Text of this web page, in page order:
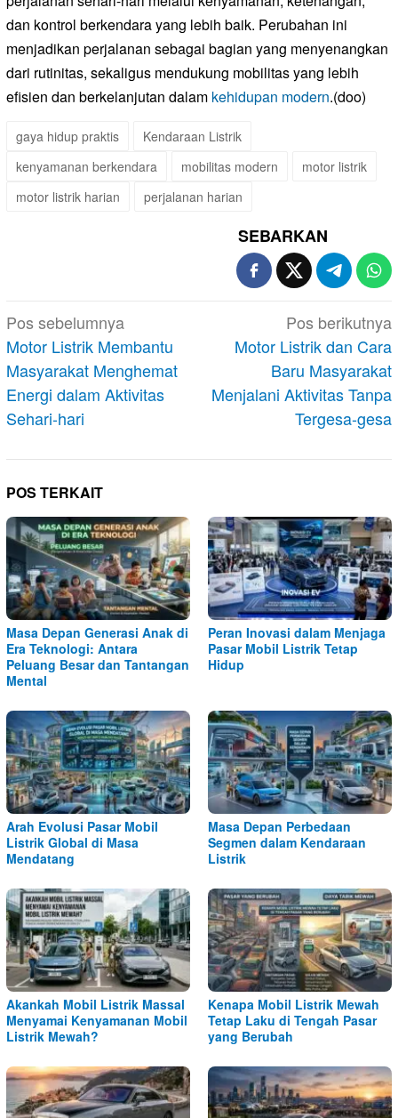
dan kontrol berkendara yang lebih baik. Perubahan ini
menjadikan perjalanan sebagai bagian yang menyenangkan
dari rutinitas, sekaligus mendukung mobilitas yang lebih
efisien dan berkelanjutan dalam kehidupan modern.(doo)
gaya hidup praktis
Kendaraan Listrik
kenyamanan berkendara
mobilitas modern
motor listrik
motor listrik harian
perjalanan harian
SEBARKAN
Navigasi
pos
Pos sebelumnya
Motor Listrik Membantu
Masyarakat Menghemat
Energi dalam Aktivitas
Sehari-hari
Pos berikutnya
Motor Listrik dan Cara
Baru Masyarakat
Menjalani Aktivitas Tanpa
Tergesa-gesa
POS TERKAIT
Masa Depan Generasi Anak di
Era Teknologi: Antara
Peluang Besar dan Tantangan
Mental
Peran Inovasi dalam Menjaga
Pasar Mobil Listrik Tetap
Hidup
Arah Evolusi Pasar Mobil
Listrik Global di Masa
Mendatang
Masa Depan Perbedaan
Segmen dalam Kendaraan
Listrik
Akankah Mobil Listrik Massal
Menyamai Kenyamanan Mobil
Listrik Mewah?
Kenapa Mobil Listrik Mewah
Tetap Laku di Tengah Pasar
yang Berubah